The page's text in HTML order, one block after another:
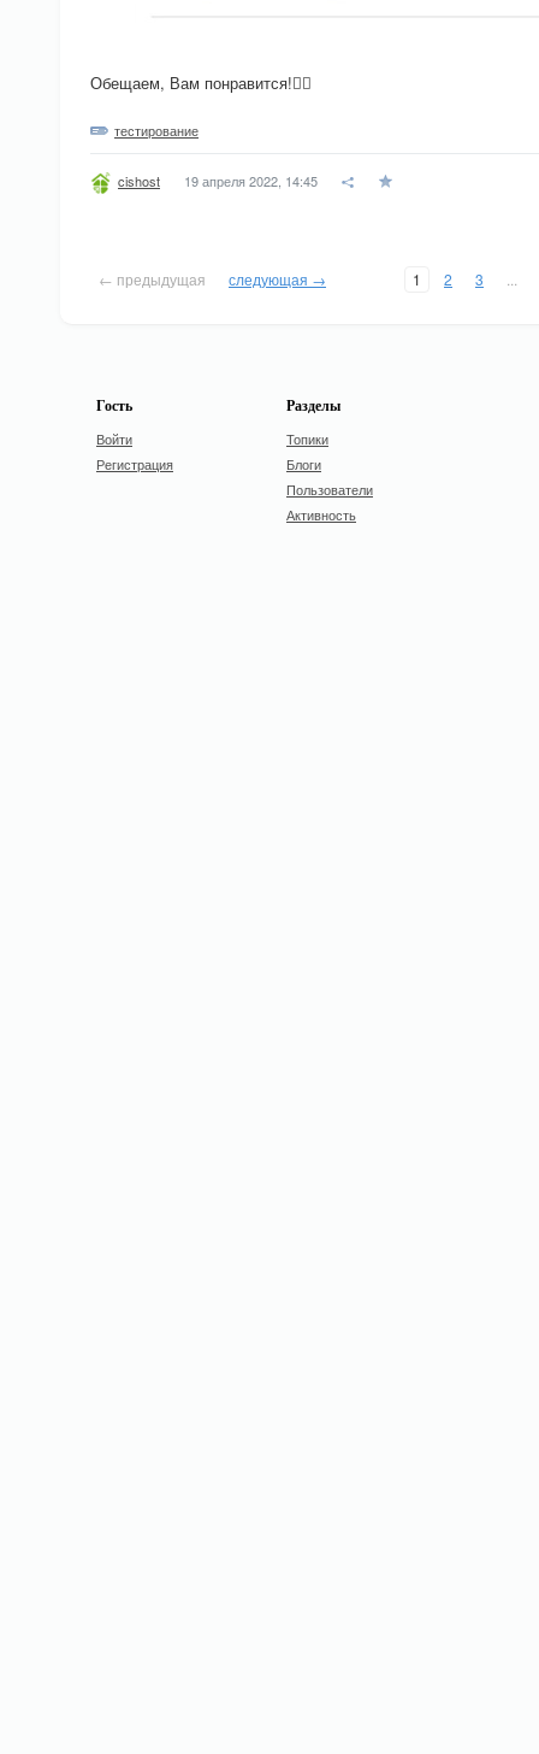
Обещаем, Вам понравится!👍🏻
тестирование
cishost 19 апреля 2022, 14:45
← предыдущая следующая → 1 2 3
Гость
Войти
Регистрация
Разделы
Топики
Блоги
Пользователи
Активность